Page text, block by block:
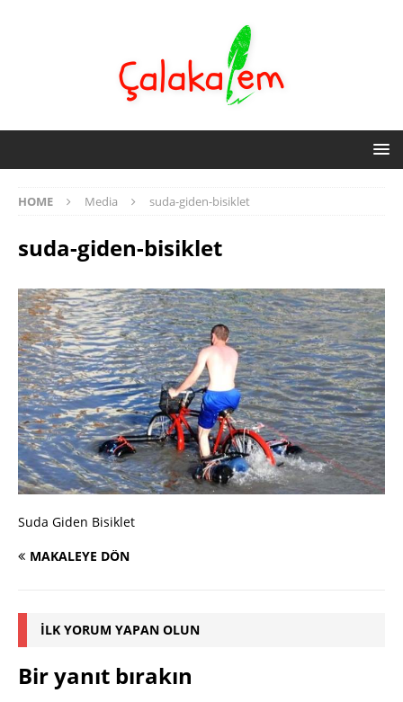
HOME Media suda-giden-bisiklet
suda-giden-bisiklet
Suda Giden Bisiklet
MAKALEYE DÖN
İLK YORUM YAPAN OLUN
Bir yanıt bırakın